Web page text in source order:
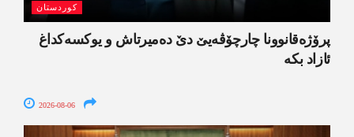
کوردستان
پرۆژەقانوونا چارچۆڤەیێ دێ دەمیرتاش و یوکسەکداغ
ئازاد بکە
2026-08-06